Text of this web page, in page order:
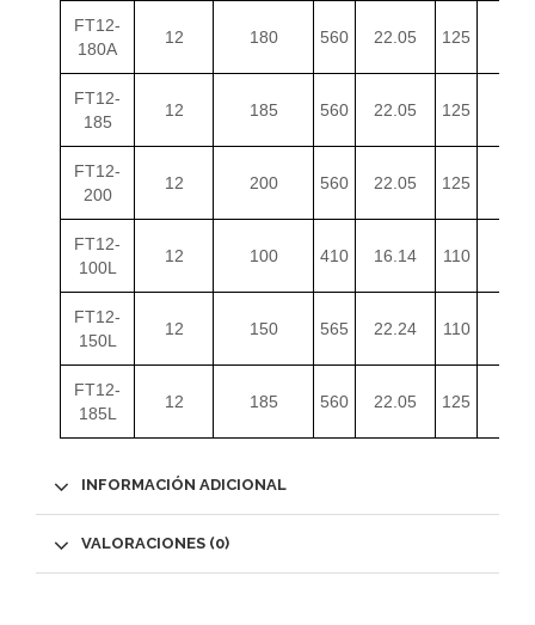
FT12-
180A
12 180 560 22.05 125
FT12-
185
12 185 560 22.05 125
FT12-
200
12 200 560 22.05 125
FT12-
100L
12 100 410 16.14 110
FT12-
150L
12 150 565 22.24 110
FT12-
185L
12 185 560 22.05 125
INFORMACIÓN ADICIONAL
VALORACIONES (0)